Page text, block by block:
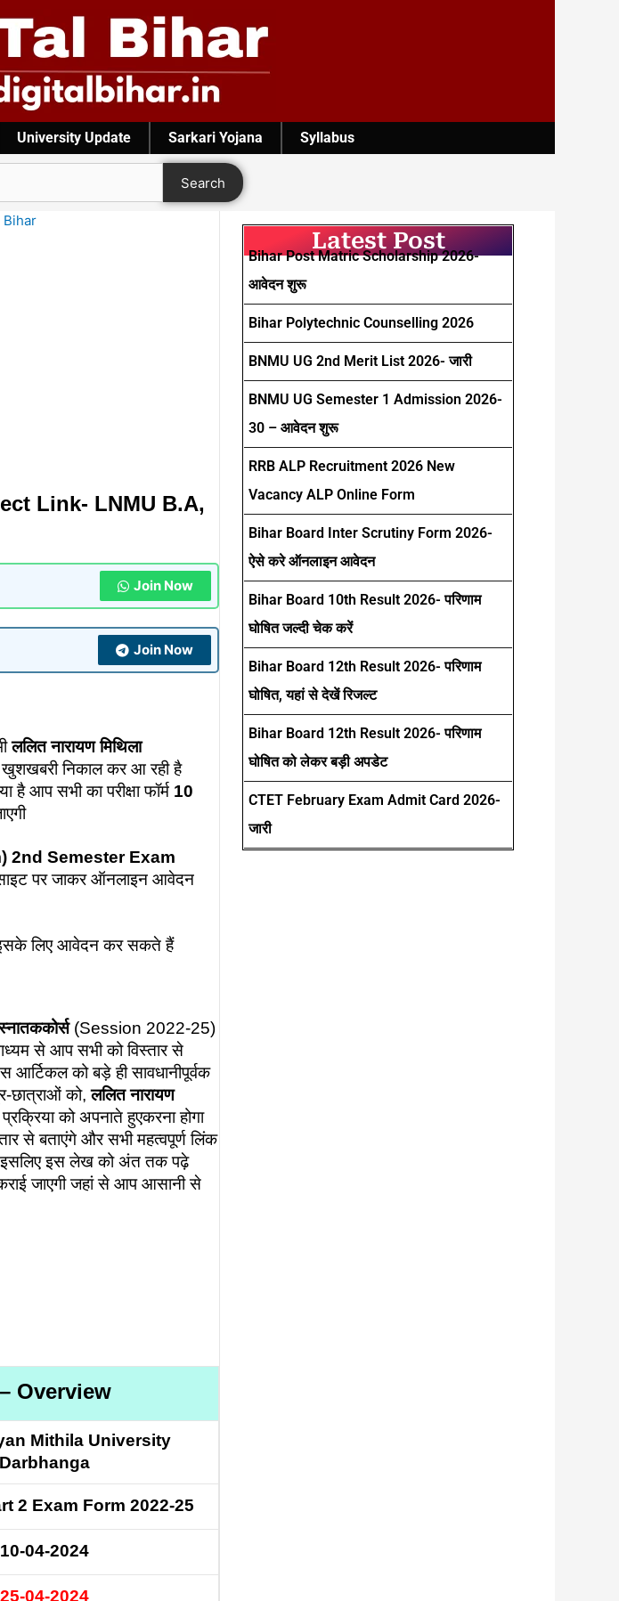
University Update Sarkari Yojana Syllabus
Search
Bihar
Link- LNMU B.A,
Join Now
Join Now
ललित नारायण मिथिला
खुशखबरी निकाल कर आ रही है
है आप सभी का परीक्षा फॉर्म 10
2nd Semester Exam
पर जाकर ऑनलाइन आवेदन
लिए आवेदन कर सकते हैं
(Session 2022-25)
से आप सभी को विस्तार से
आर्टिकल को बड़े ही सावधानीपूर्वक
छात्राओं को,ललित नारायण
को अपनाते हुएकरना होगा
से बताएंगे और सभी महत्वपूर्ण लिंक
इसलिए इस लेख को अंत तक पढ़े
जाएगी जहां से आप आसानी से
Overview
Mithila University
Darbhanga
2 Exam Form 2022-25
10-04-2024
25-04-2024
Latest Post
Bihar Post Matric Scholarship 2026-
आवेदन शुरू
Bihar Polytechnic Counselling 2026
BNMU UG 2nd Merit List 2026- जारी
BNMU UG Semester 1 Admission 2026-
30 – आवेदन शुरू
RRB ALP Recruitment 2026 New
Vacancy ALP Online Form
Bihar Board Inter Scrutiny Form 2026-
ऐसे करे ऑनलाइन आवेदन
Bihar Board 10th Result 2026- परिणाम
घोषित जल्दी चेक करें
Bihar Board 12th Result 2026- परिणाम
घोषित, यहां से देखें रिजल्ट
Bihar Board 12th Result 2026- परिणाम
घोषित को लेकर बड़ी अपडेट
CTET February Exam Admit Card 2026-
जारी